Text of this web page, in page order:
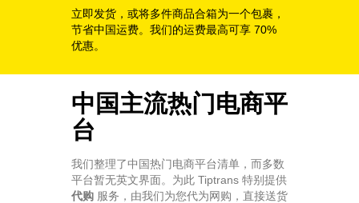
立即发货，或将多件商品合箱为一个包裹，
节省中国运费。我们的运费最高可享 70%
优惠。
中国主流热门电商平
台
我们整理了中国热门电商平台清单，而多数
平台暂无英文界面。为此 Tiptrans 特别提供
代购 服务，由我们为您代为网购，直接送货